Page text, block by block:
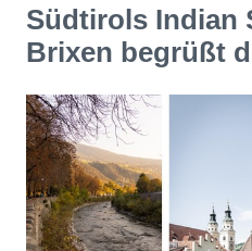
Südtirols Indian
Brixen begrüßt